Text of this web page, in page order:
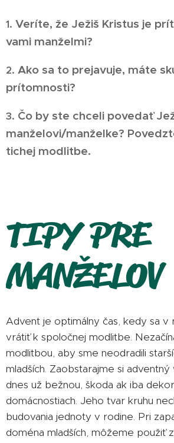
1. Veríte, že Ježiš Kristus je
vami manželmi?
2. Ako sa to prejavuje, máte
prítomnosti?
3. Čo by ste chceli povedať
manželovi/manželke?
tichej modlitbe.
TIPY PRE
MANŽELOV
Advent je optimálny čas, kedy sa v
vrátiť k spoločnej modlitbe.
modlitbou, aby sme neodradili
mladších. Zaobstarajme si
dnes už bežnou, škoda ak iba
domácnostiach. Jeho tvar kruhu
budovania jednoty v rodine. Pri
doména mladších, môžeme použiť